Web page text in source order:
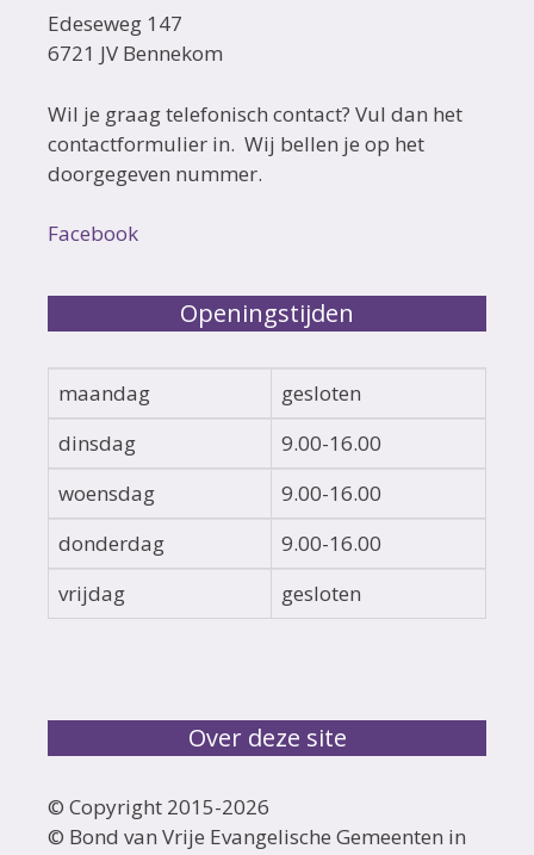
Edeseweg 147
6721 JV Bennekom
Wil je graag telefonisch contact? Vul dan het
contactformulier in. Wij bellen je op het
doorgegeven nummer.
Facebook
Openingstijden
maandag
gesloten
dinsdag
9.00-16.00
woensdag
9.00-16.00
donderdag
9.00-16.00
vrijdag
gesloten
Over deze site
© Copyright 2015-2026
© Bond van Vrije Evangelische Gemeenten in